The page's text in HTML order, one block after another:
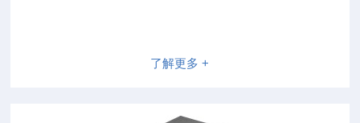
了解更多 +